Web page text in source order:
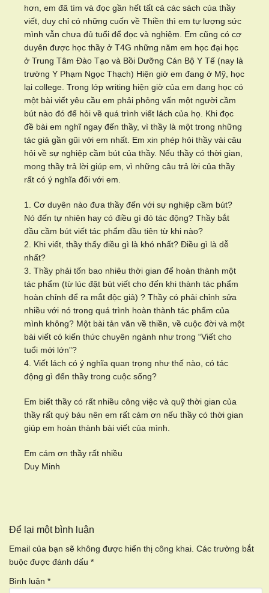
hơn, em đã tìm và đọc gần hết tất cả các sách của thầy
viết, duy chỉ có những cuốn về Thiền thì em tự lượng sức
mình vẫn chưa đủ tuổi để đọc và nghiệm. Em cũng có cơ
duyên được học thầy ở T4G những năm em học đại học
ở Trung Tâm Đào Tạo và Bồi Dưỡng Cán Bộ Y Tế (nay là
trường Y Phạm Ngọc Thạch) Hiện giờ em đang ở Mỹ, học
lại college. Trong lớp writing hiện giờ của em đang học có
một bài viết yêu cầu em phải phỏng vấn một người cầm
bút nào đó để hỏi về quá trình viết lách của họ. Khi đọc
đề bài em nghĩ ngay đến thầy, vì thầy là một trong những
tác giả gần gũi với em nhất. Em xin phép hỏi thầy vài câu
hỏi về sự nghiệp cầm bút của thầy. Nếu thầy có thời gian,
mong thầy trả lời giúp em, vì những câu trả lời của thầy
rất có ý nghĩa đối với em.
1. Cơ duyên nào đưa thầy đến với sự nghiệp cầm bút?
Nó đến tự nhiên hay có điều gì đó tác động? Thầy bắt
đầu cầm bút viết tác phẩm đầu tiên từ khi nào?
2. Khi viết, thầy thấy điều gì là khó nhất? Điều gì là dễ
nhất?
3. Thầy phải tốn bao nhiêu thời gian để hoàn thành một
tác phẩm (từ lúc đặt bút viết cho đến khi thành tác phẩm
hoàn chỉnh để ra mắt độc giả) ? Thầy có phải chỉnh sửa
nhiều với nó trong quá trình hoàn thành tác phẩm của
mình không? Một bài tản văn về thiền, về cuộc đời và một
bài viết có kiến thức chuyên ngành như trong “Viết cho
tuổi mới lớn”?
4. Viết lách có ý nghĩa quan trọng như thế nào, có tác
động gì đến thầy trong cuộc sống?
Em biết thầy có rất nhiều công việc và quỹ thời gian của
thầy rất quý báu nên em rất cảm ơn nếu thầy có thời gian
giúp em hoàn thành bài viết của mình.
Em cám ơn thầy rất nhiều
Duy Minh
Để lại một bình luận
Email của bạn sẽ không được hiển thị công khai. Các trường bắt
buộc được đánh dấu *
Bình luận *